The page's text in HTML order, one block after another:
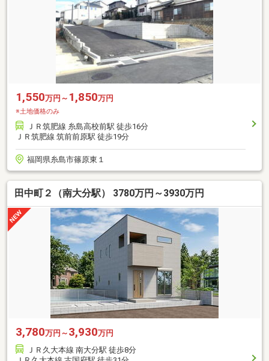
1,550万円～ 1,850万円
※土地価格のみ
ＪＲ筑肥線 糸島高校前駅 徒歩16分
ＪＲ筑肥線 筑前前原駅 徒歩19分
福岡県糸島市篠原東１
田中町２（南大分駅） 3780万円～3930万円
3,780万円～ 3,930万円
ＪＲ久大本線 南大分駅 徒歩8分